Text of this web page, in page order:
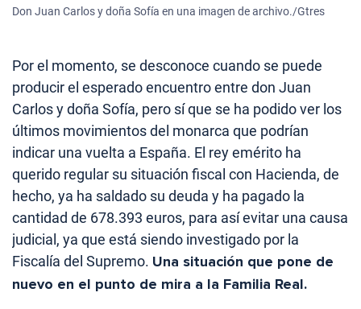
Don Juan Carlos y doña Sofía en una imagen de archivo./Gtres
Por el momento, se desconoce cuando se puede
producir el esperado encuentro entre don Juan
Carlos y doña Sofía, pero sí que se ha podido ver los
últimos movimientos del monarca que podrían
indicar una vuelta a España. El rey emérito ha
querido regular su situación fiscal con Hacienda, de
hecho, ya ha saldado su deuda y ha pagado la
cantidad de 678.393 euros, para así evitar una causa
judicial, ya que está siendo investigado por la
Fiscalía del Supremo. Una situación que pone de
nuevo en el punto de mira a la Familia Real.